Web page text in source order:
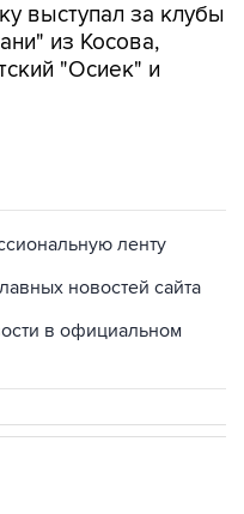
выступал за клубы
из Косова,
"Осиек" и
ленту
новостей сайта
в официальном